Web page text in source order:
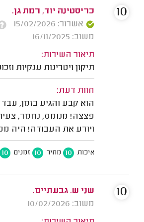
כריסטינה יוד, רמת גן.
אשרור: 15/02/2026
משוב: 16/11/2025
תיאור השירות:
תיקון ויטרינות ענקיות
חוות דעת:
הוא קבע והגיע בזמן,
פצצה! מנומס, נחמד,
ויודע את העבודה! היה
איכות 10 מחיר 10 זמנים 10
10
שני ש. גבעתיים.
משוב: 10/02/2026
10